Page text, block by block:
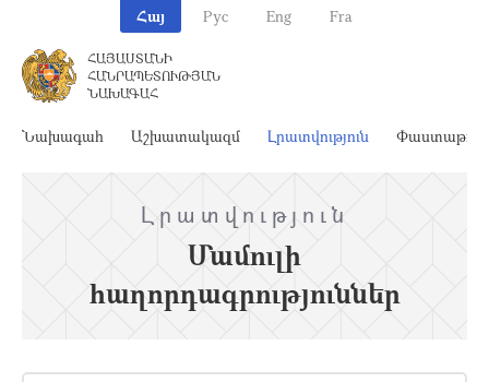
Հայ Рус Eng Fra
ՀԱՅԱՍՏԱՆԻ
ՀԱՆՐԱՊԵՏՈՒԹՅԱՆ
ՆԱԽԱԳԱՀ
Նախագահ Աշխատակազմ Լրատվություն
Լրատվություն
Մամուլի
հաղորդագրություններ